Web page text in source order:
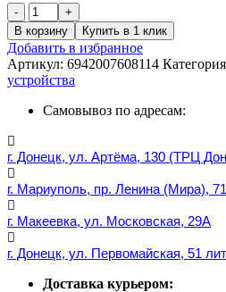
Количество
товара
Беспроводное
ЗУ
CW51
Wireless
charger
gray
В корзину Купить в 1 клик
Добавить в избранное
Артикул: 6942007608114
устройства
Самовывоз по адресам:
г. Донецк, ул. Артёма, 130 (ТРЦ
г. Мариуполь, пр. Ленина (Мира),
г. Макеевка, ул. Московская, 29А
г. Донецк, ул. Первомайская, 51
Доставка курьером: